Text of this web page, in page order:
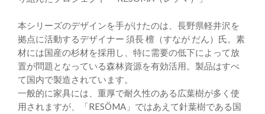
本シリーズのデザインを手がけたのは、長野県軽井沢を
拠点に活動するデザイナー 須長 檀（すなが だん）氏。素
材には国産の杉材を採用し、特に需要の低下によって放
置が問題となっている森林資源を有効活用。製品はすべ
て国内で製造されています。
一般的に家具には、重厚で耐久性のある広葉樹が多く使
用されますが、「RESÖMA」ではあえて針葉樹である国